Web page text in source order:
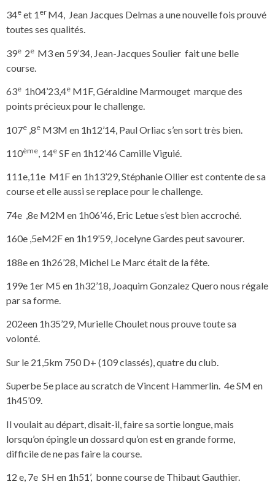
34e et 1 er M4, Jean Jacques Delmas a une nouvelle fois prouvé
toutes ses qualités.
39e 2e M3 en 59’34, Jean-Jacques Soulier fait une belle
course.
63e 1h04’23,4e M1F, Géraldine Marmouget marque des
points précieux pour le challenge.
107e ,8e M3M en 1h12’14, Paul Orliac s’en sort très bien.
110ème, 14e SF en 1h12’46 Camille Viguié.
111e,11e M1F en 1h13’29, Stéphanie Ollier est contente de sa
course et elle aussi se replace pour le challenge.
74e ,8e M2M en 1h06’46, Eric Letue s’est bien accroché.
160e ,5eM2F en 1h19’59, Jocelyne Gardes peut savourer.
188e en 1h26’28, Michel Le Marc était de la fête.
199e 1er M5 en 1h32’18, Joaquim Gonzalez Quero nous régale
par sa forme.
202een 1h35’29, Murielle Choulet nous prouve toute sa
volonté.
Sur le 21,5km 750 D+ (109 classés), quatre du club.
Superbe 5e place au scratch de Vincent Hammerlin. 4e SM en
1h45’09.
Il voulait au départ, disait-il, faire sa sortie longue, mais
lorsqu’on épingle un dossard qu’on est en grande forme,
difficile de ne pas faire la course.
12 e, 7e SH en 1h51’, bonne course de Thibaut Gauthier.